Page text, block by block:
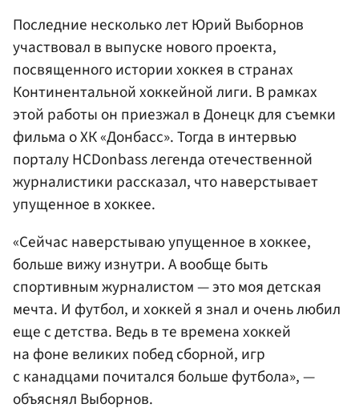
Последние несколько лет Юрий Выборнов
участвовал в выпуске нового проекта,
посвященного истории хоккея в странах
Континентальной хоккейной лиги. В рамках
этой работы он приезжал в Донецк для съемки
фильма о ХК «Донбасс». Тогда в интервью
порталу HCDonbass легенда отечественной
журналистики рассказал, что наверстывает
упущенное в хоккее.
«Сейчас наверстываю упущенное в хоккее,
больше вижу изнутри. А вообще быть
спортивным журналистом — это моя детская
мечта. И футбол, и хоккей я знал и очень любил
еще с детства. Ведь в те времена хоккей
на фоне великих побед сборной, игр
с канадцами почитался больше футбола», —
объяснял Выборнов.